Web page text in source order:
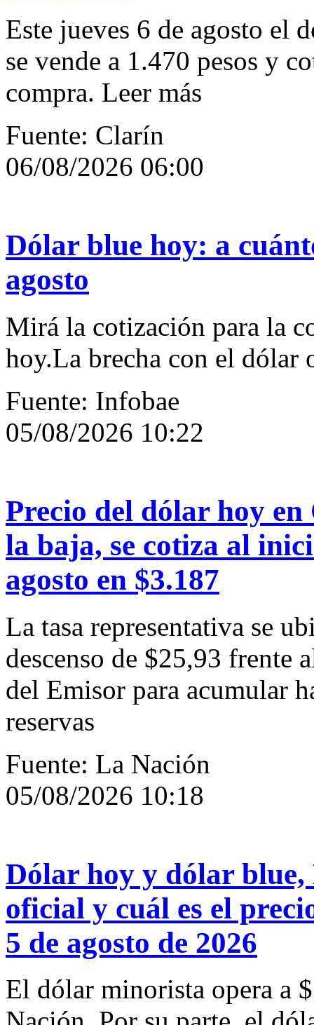
Este jueves 6 de agosto el
se vende a 1.470 pesos y
compra. Leer más
Fuente: Clarín
06/08/2026 06:00
Dólar blue hoy: a
agosto
Mirá la cotización para la
hoy.La brecha con el dólar
Fuente: Infobae
05/08/2026 10:22
Precio del dólar hoy
la baja, se cotiza al
agosto en $3.187
La tasa representativa se
descenso de $25,93 frente
del Emisor para acumular
reservas
Fuente: La Nación
05/08/2026 10:18
Dólar hoy y dólar
oficial y cuál es el
5 de agosto de 2026
El dólar minorista opera a